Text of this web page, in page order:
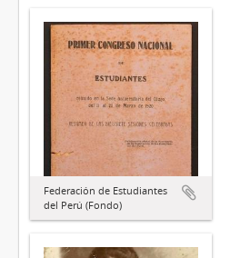
Federación de Estudiantes
del Perú (Fondo)